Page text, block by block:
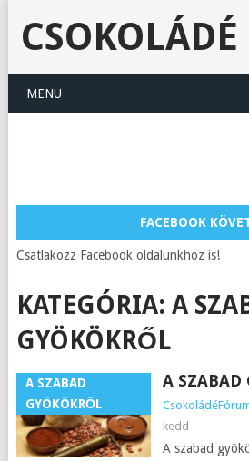
MENU
FACEBOOK
Csatlakozz Facebook oldalunkhoz is!
KATEGÓRIA: A
GYÖKÖKRŐL
A SZABAD
GYÖKÖKRŐL
A SZABAD
kedd
A szabad